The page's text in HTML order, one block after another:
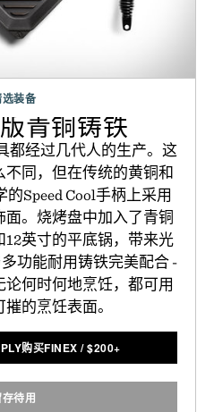
装备
版青铜铸铁
都经过几代人的生产。这
同，但在传统的黄铜和
Speed Cool手柄上采用
。烧烤盘中加入了青铜
12英寸的平底锅，带来光
功能耐用铸铁完美配合 -
何时何地烹饪，都可用
的烹饪表面。
购买FINEX /$200+
存待用